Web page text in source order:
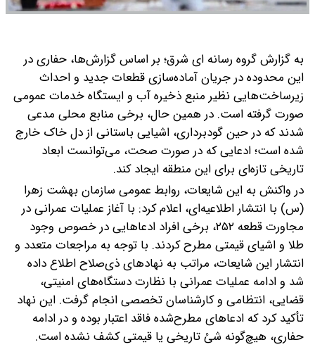
به گزارش گروه رسانه ای شرق؛ بر اساس گزارش‌ها، حفاری در
این محدوده در جریان آماده‌سازی قطعات جدید و احداث
زیرساخت‌هایی نظیر منبع ذخیره آب و ایستگاه خدمات عمومی
صورت گرفته است. در همین حال، برخی منابع محلی مدعی
شدند که در حین گودبرداری، اشیایی باستانی از دل خاک خارج
شده است؛ ادعایی که در صورت صحت، می‌توانست ابعاد
تاریخی تازه‌ای برای این منطقه ایجاد کند.
در واکنش به این شایعات، روابط عمومی سازمان بهشت زهرا
(س) با انتشار اطلاعیه‌ای، اعلام کرد: با آغاز عملیات عمرانی در
مجاورت قطعه ۲۵۲، برخی افراد ادعاهایی در خصوص وجود
طلا و اشیای قیمتی مطرح کردند. با توجه به مراجعات متعدد و
انتشار این شایعات، مراتب به نهادهای ذی‌صلاح اطلاع داده
شد و ادامه عملیات عمرانی با نظارت دستگاه‌های امنیتی،
قضایی، انتظامی و کارشناسان تخصصی انجام گرفت. این نهاد
تأکید کرد که ادعاهای مطرح‌شده فاقد اعتبار بوده و در ادامه
حفاری، هیچ‌گونه شئ تاریخی یا قیمتی کشف نشده است.